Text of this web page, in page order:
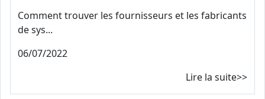
Comment trouver les fournisseurs et les fabricants
de sys...
06/07/2022
Lire la suite>>